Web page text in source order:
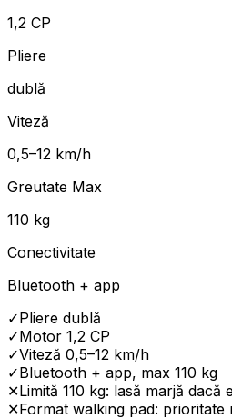
1,2 CP
Pliere
dublă
Viteză
0,5–12 km/h
Greutate Max
110 kg
Conectivitate
Bluetooth + app
✓Pliere dublă
✓Motor 1,2 CP
✓Viteză 0,5–12 km/h
✓Bluetooth + app, max 110 kg
✕Limită 110 kg: lasă marjă dacă
✕Format walking pad: prioritate